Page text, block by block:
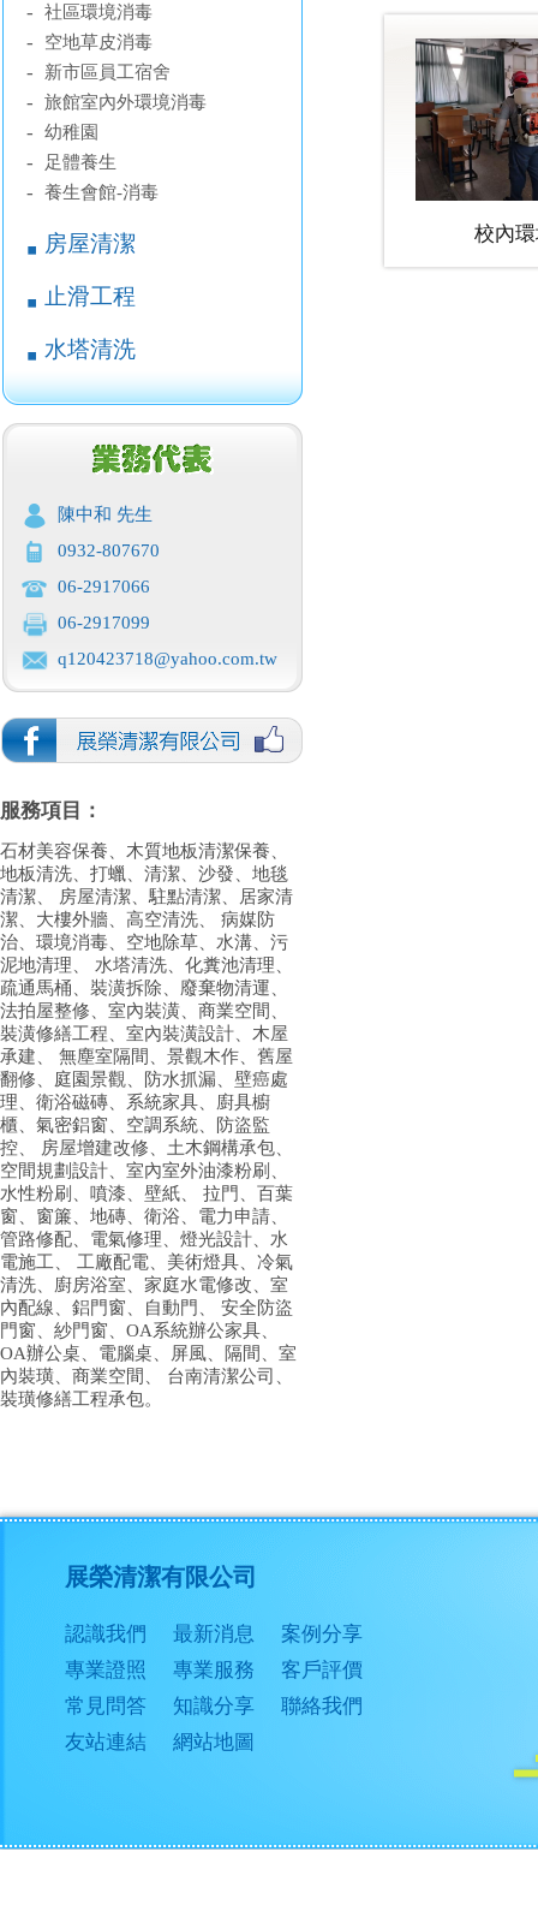
- 社區環境消毒
- 空地草皮消毒
- 新市區員工宿舍
- 旅館室內外環境消毒
- 幼稚園
- 足體養生
- 養生會館-消毒
￭ 房屋清潔
￭ 止滑工程
￭ 水塔清洗
陳中和 先生
0932-807670
06-2917066
06-2917099
q120423718@yahoo.com.tw
服務項目：
石材美容保養、木質地板清潔保養、
地板清洗、打蠟、清潔、沙發、地毯
清潔、 房屋清潔、駐點清潔、居家清
潔、大樓外牆、高空清洗、 病媒防
治、環境消毒、空地除草、水溝、污
泥地清理、 水塔清洗、化糞池清理、
疏通馬桶、裝潢拆除、廢棄物清運、
法拍屋整修、室內裝潢、商業空間、
裝潢修繕工程、室內裝潢設計、木屋
承建、 無塵室隔間、景觀木作、舊屋
翻修、庭園景觀、防水抓漏、壁癌處
理、衛浴磁磚、系統家具、廚具櫥
櫃、氣密鋁窗、空調系統、防盜監
控、 房屋增建改修、土木鋼構承包、
空間規劃設計、室內室外油漆粉刷、
水性粉刷、噴漆、壁紙、 拉門、百葉
窗、窗簾、地磚、衛浴、電力申請、
管路修配、電氣修理、燈光設計、水
電施工、 工廠配電、美術燈具、冷氣
清洗、廚房浴室、家庭水電修改、室
內配線、鋁門窗、自動門、 安全防盜
門窗、紗門窗、OA系統辦公家具、
OA辦公桌、電腦桌、屏風、隔間、室
內裝璜、商業空間、 台南清潔公司、
裝璜修繕工程承包。
校內
展榮清潔有限公司
認識我們 最新消息
案例分享
專業證照
專業服務
客戶評價
常見問答
知識分享
聯絡我們
友站連結
網站地圖